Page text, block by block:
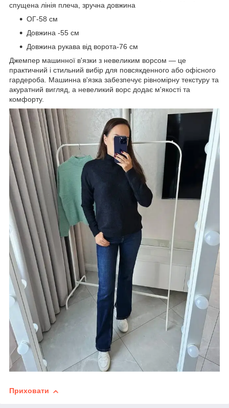
спущена лінія плеча, зручна довжина
ОГ-58 см
Довжина -55 см
Довжина рукава від ворота-76 см
Джемпер машинної в'язки з невеликим ворсом — це
практичний і стильний вибір для повсякденного або офісного
гардероба. Машинна в'язка забезпечує рівномірну текстуру та
акуратний вигляд, а невеликий ворс додає м'якості та
комфорту.
Приховати